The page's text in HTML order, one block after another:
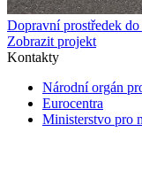
Dopravní prostředek
Zobrazit projekt
Kontakty
Národní orgán
Eurocentra
Ministerstvo pro